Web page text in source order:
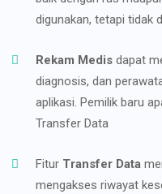
digunakan, tetapi tidak
Rekam Medis dapat
diagnosis, dan
aplikasi. Pemilik baru
Transfer Data
Fitur Transfer Data
mengakses riwayat